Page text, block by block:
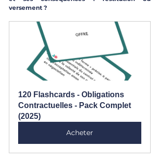
versement ?
120 Flashcards - Obligations
Contractuelles - Pack Complet
(2025)
Acheter